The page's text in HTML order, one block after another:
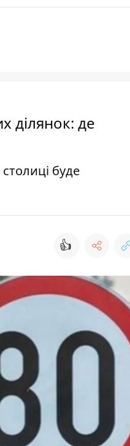
ділянок: де
буде
👍